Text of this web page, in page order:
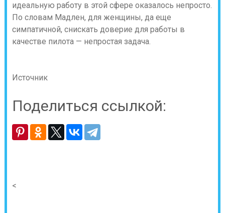
идеальную работу в этой сфере оказалось непросто.
По словам Мадлен, для женщины, да еще
симпатичной, снискать доверие для работы в
качестве пилота — непростая задача.
Источник
Поделиться ссылкой:
<